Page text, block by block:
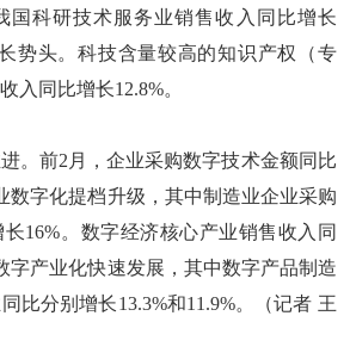
国科研技术服务业销售收入同比增长
势头。科技含量较高的知识产权（专
入同比增长12.8%。
前2月，企业采购数字技术金额同比
数字化提档升级，其中制造业企业采购
16%。数字经济核心产业销售收入同
字产业化快速发展，其中数字产品制造
比分别增长13.3%和11.9%。（记者 王